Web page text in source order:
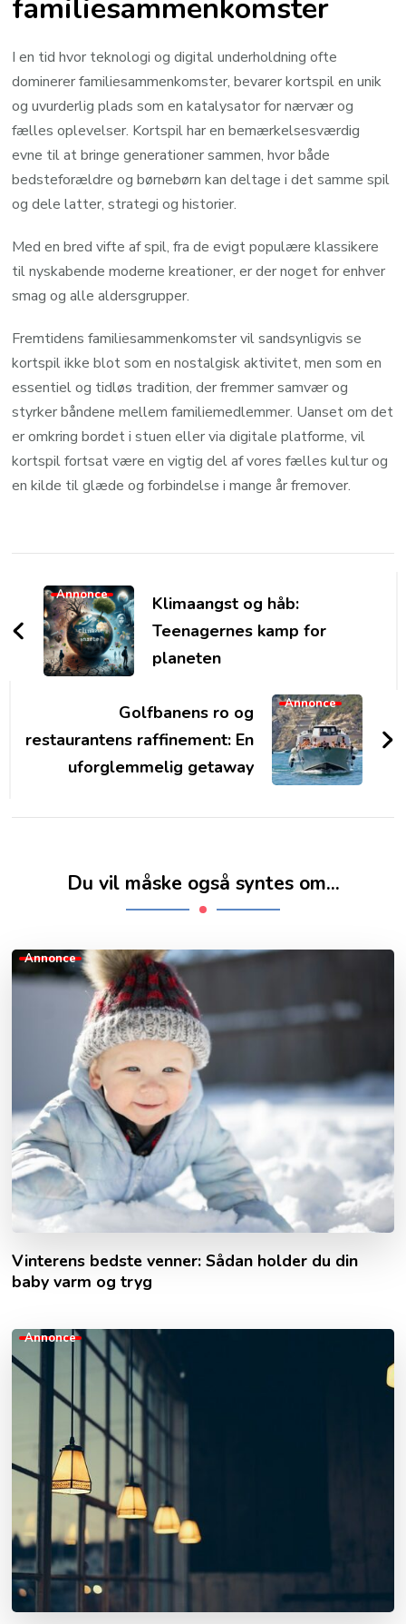
familiesammenkomster
I en tid hvor teknologi og digital underholdning ofte
dominerer familiesammenkomster, bevarer kortspil en unik
og uvurderlig plads som en katalysator for nærvær og
fælles oplevelser. Kortspil har en bemærkelsesværdig
evne til at bringe generationer sammen, hvor både
bedsteforældre og børnebørn kan deltage i det samme spil
og dele latter, strategi og historier.
Med en bred vifte af spil, fra de evigt populære klassikere
til nyskabende moderne kreationer, er der noget for enhver
smag og alle aldersgrupper.
Fremtidens familiesammenkomster vil sandsynligvis se
kortspil ikke blot som en nostalgisk aktivitet, men som en
essentiel og tidløs tradition, der fremmer samvær og
styrker båndene mellem familiemedlemmer. Uanset om det
er omkring bordet i stuen eller via digitale platforme, vil
kortspil fortsat være en vigtig del af vores fælles kultur og
en kilde til glæde og forbindelse i mange år fremover.
Navigation
Annonce
Klimaangst og håb:
Teenagernes kamp for
planeten
Annonce
Golfbanens ro og
restaurantens raffinement: En
uforglemmelig getaway
Du vil måske også syntes om...
Annonce
Vinterens bedste venner: Sådan holder du din
baby varm og tryg
Annonce